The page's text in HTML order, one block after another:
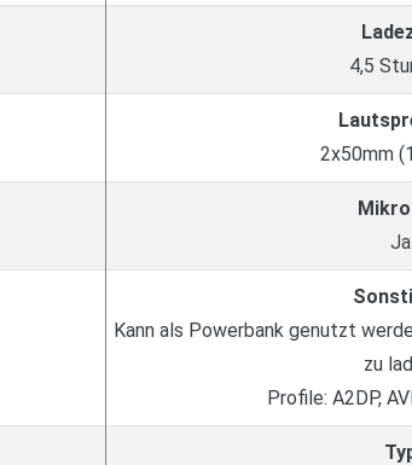
4,5
2x50mm
Ja
Kann als Powerbank genutzt
zu
Profile: A2DP,